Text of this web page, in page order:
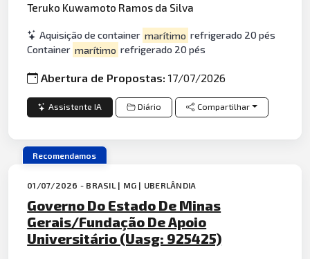
Teruko Kuwamoto Ramos da Silva
Aquisição de container marítimo refrigerado 20 pés
Container marítimo refrigerado 20 pés
Abertura de Propostas:17/07/2026
Assistente IA Diário Compartilhar
Recomendamos
01/07/2026 - BRASIL | MG | UBERLÂNDIA
Governo Do Estado De Minas
Gerais/Fundação De Apoio
Universitário (Uasg: 925425)